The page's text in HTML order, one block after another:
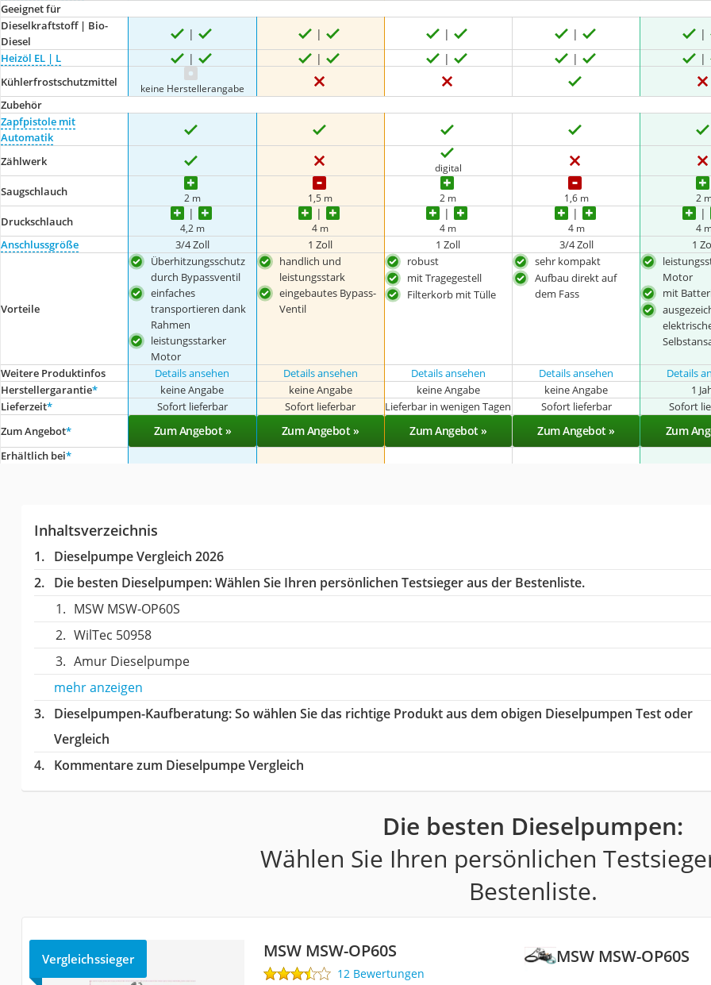
Geeignet für
Dieselkraftstoff | Bio-
Diesel
Heizöl EL | L
Kühlerfrostschutzmittel
keine Herstellerangabe
Zubehör
Zapfpistole mit
Automatik
Zählwerk
digital
Saugschlauch 2 m 1,5 m 2 m 1,6 m 2
Druckschlauch 4,2 m 4 m 4 m 4 m 4
Anschlussgröße 3/4 Zoll 1 Zoll 1 Zoll 3/4 Zoll 1
Vorteile
Überhitzungsschutz
durch Bypassventil
einfaches
transportieren dank
Rahmen
leistungsstarker
Motor
handlich und
leistungsstark
eingebautes Bypass-
Ventil
robust
mit Tragegestell
Filterkorb mit Tülle
sehr kompakt
Aufbau direkt auf
dem Fass
Motor
mit
Weitere Produktinfos
Details ansehen Details ansehen Details ansehen Details ansehen Details
Herstellergarantie* keine Angabe keine Angabe keine Angabe keine Angabe 1
Lieferzeit* Sofort lieferbar Sofort lieferbar Lieferbar in wenigen Tagen Sofort lieferbar Sofort
Zum Angebot* Zum Angebot » Zum Angebot » Zum Angebot » Zum Angebot » Zum
Erhältlich bei*
Inhaltsverzeichnis
Dieselpumpe Vergleich 2026
Die besten Dieselpumpen:Wählen Sie Ihren persönlichen Testsieger aus der Bestenliste.
MSW MSW-OP60S
WilTec 50958
Amur Dieselpumpe
mehr anzeigen
Dieselpumpen-Kaufberatung: So wählen Sie das richtige Produkt aus dem obigen Dieselpumpen Test oder
Vergleich
Kommentare zum Dieselpumpe Vergleich
Die besten Dieselpumpen:
Wählen Sie Ihren persönlichen
Bestenliste.
MSW MSW-OP60S
Vergleichssieger MSW MSW-OP60S
12 Bewertungen